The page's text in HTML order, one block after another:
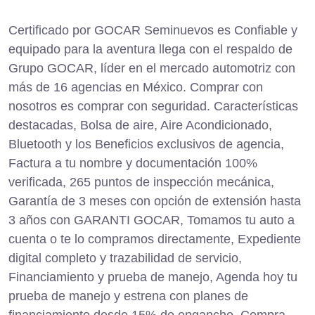
Certificado por GOCAR Seminuevos es Confiable y
equipado para la aventura llega con el respaldo de
Grupo GOCAR, líder en el mercado automotriz con
más de 16 agencias en México. Comprar con
nosotros es comprar con seguridad. Características
destacadas, Bolsa de aire, Aire Acondicionado,
Bluetooth y los Beneficios exclusivos de agencia,
Factura a tu nombre y documentación 100%
verificada, 265 puntos de inspección mecánica,
Garantía de 3 meses con opción de extensión hasta
3 años con GARANTI GOCAR, Tomamos tu auto a
cuenta o te lo compramos directamente, Expediente
digital completo y trazabilidad de servicio,
Financiamiento y prueba de manejo, Agenda hoy tu
prueba de manejo y estrena con planes de